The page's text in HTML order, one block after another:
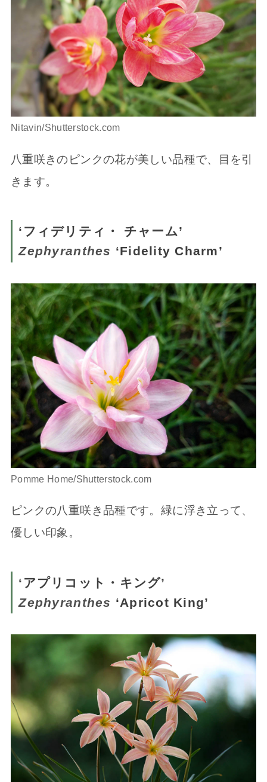
Nitavin/Shutterstock.com
八重咲きのピンクの花が美しい品種で、目を引
きます。
‘フィデリティ・ チャーム’
Zephyranthes ‘Fidelity Charm’
Pomme Home/Shutterstock.com
ピンクの八重咲き品種です。緑に浮き立って、
優しい印象。
‘アプリコット・キング’
Zephyranthes ‘Apricot King’